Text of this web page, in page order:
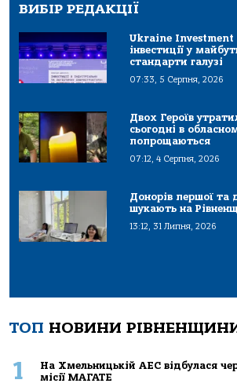
ВИБІР РЕДАКЦІЇ
Ukraine Investment
інвестиції у
стандарти галузі
07:33, 5 Серпня, 2026
Двох Героїв
сьогодні в
попрощаються
07:12, 4 Серпня, 2026
Донорів першої та
шукають на
13:12, 31 Липня, 2026
ТОП НОВИНИ
1
На Хмельницькій АЕС відбулася
місії МАГАТЕ